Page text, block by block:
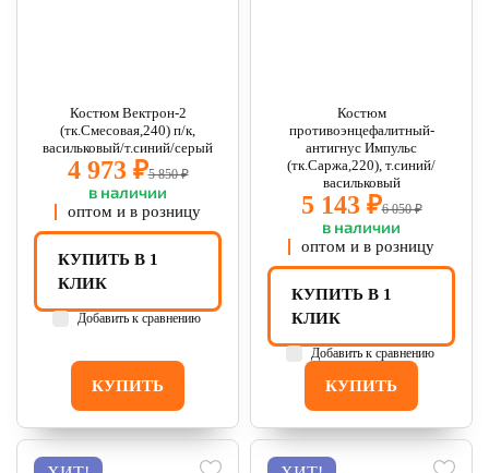
Костюм Вектрон-2
(тк.Смесовая,240) п/к,
васильковый/т.синий/серый
4 973 ₽5 850 ₽
в наличии
оптом и в розницу
КУПИТЬ
КУПИТЬ В 1
КЛИК
Добавить к сравнению
Костюм
противоэнцефалитный-
антигнус Импульс
(тк.Саржа,220), т.синий/
васильковый
5 143 ₽6 050 ₽
в наличии
оптом и в розницу
КУПИТЬ
КУПИТЬ В 1
КЛИК
Добавить к сравнению